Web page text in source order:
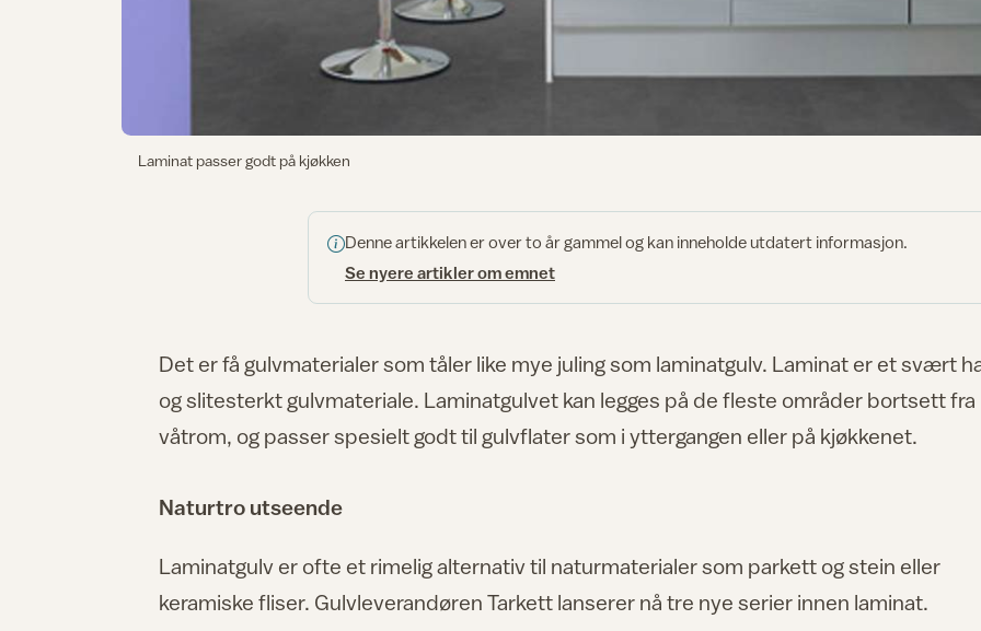
Laminat passer godt på kjøkken
Denne artikkelen er over to år gammel og kan inneholde utdatert informasjon.
Se nyere artikler om emnet
Det er få gulvmaterialer som tåler like mye juling som laminatgulv. Laminat er et svært
og slitesterkt gulvmateriale. Laminatgulvet kan legges på de fleste områder bortsett fra
våtrom, og passer spesielt godt til gulvflater som i yttergangen eller på kjøkkenet.
Naturtro utseende
Laminatgulv er ofte et rimelig alternativ til naturmaterialer som parkett og stein eller
keramiske fliser. Gulvleverandøren Tarkett lanserer nå tre nye serier innen laminat.